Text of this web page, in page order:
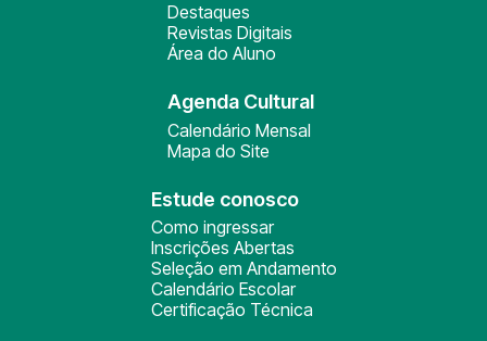
Destaques
Revistas Digitais
Área do Aluno
Agenda Cultural
Calendário Mensal
Mapa do Site
Estude conosco
Como ingressar
Inscrições Abertas
Seleção em Andamento
Calendário Escolar
Certificação Técnica